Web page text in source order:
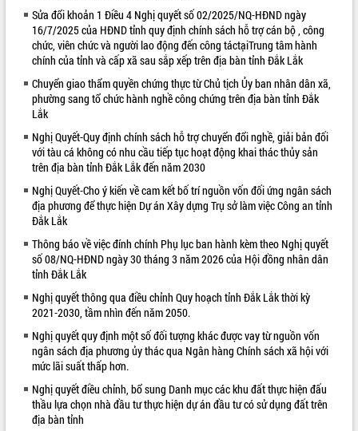
VIDEO
Loading the player...
Khám bệnh, cấp phát thuốc miễn phí
và tặng quà người dân xã Cư Pui
tháng 7/2026
Lễ truy tặng danh hiệu “Bà Mẹ Việt
Nam Anh hùng” và trao Huân chương
Lao động
UBND tỉnh Đắk Lắk triển khai nhiệm
vụ 6 tháng cuối năm 2026
Kỳ họp thứ Hai, Hội đồng nhân dân
tỉnh khóa XI quyết nghị nhiều nội dung
quan trọng
Bí thư Tỉnh ủy Lương Nguyễn Minh
Triết thăm, tặng quà người có công với
cách mạng
Rà soát, hoàn thiện hệ thống thiết chế
văn hóa, thể thao đáp ứng yêu cầu
phát triển mới
Thường trực HĐND tỉnh Đắk Lắk gặp
mặt Đoàn chuyên gia y tế TP. Hồ Chí
ALBUM ẢNH
LIÊN KẾT WEB
Sửa đổi khoản 1 Điều 4 Nghị quyết số 02/2025/NQ-HĐND ngày
16/7/2025 của HĐND tỉnh quy định chính sách hỗ trợ cán bộ , công
chức, viên chức và người lao động đến công táctạiTrung tâm hành
chính của tỉnh và cấp xã sau sắp xếp trên địa bàn tỉnh Đắk Lắk
Chuyển giao thẩm quyền chứng thực từ Chủ tịch Ủy ban nhân dân xã,
phường sang tổ chức hành nghề công chứng trên địa bàn tỉnh Đắk
Lắk
Nghị Quyết-Quy định chính sách hỗ trợ chuyển đổi nghề, giải bản đối
với tàu cá không có nhu cầu tiếp tục hoạt động khai thác thủy sản
trên địa bàn tỉnh Đắk Lắk đến năm 2030
Nghị Quyết-Cho ý kiến về cam kết bố trí nguồn vốn đối ứng ngân sách
địa phương để thực hiện Dự án Xây dựng Trụ sở làm việc Công an tỉnh
Đắk Lắk
Thông báo về việc đính chính Phụ lục ban hành kèm theo Nghị quyết
số 08/NQ-HĐND ngày 30 tháng 3 năm 2026 của Hội đồng nhân dân
tỉnh Đắk Lắk
Nghị quyết thông qua điều chỉnh Quy hoạch tỉnh Đắk Lắk thời kỳ
2021-2030, tầm nhìn đến năm 2050.
Nghị quyết quy định một số đối tượng khác được vay từ nguồn vốn
ngân sách địa phương ủy thác qua Ngân hàng Chính sách xã hội với
mức lãi suất thấp hơn.
Nghị quyết điều chỉnh, bổ sung Danh mục các khu đất thực hiện đấu
thầu lựa chọn nhà đầu tư thực hiện dự án đầu tư có sử dụng đất trên
địa bàn tỉnh